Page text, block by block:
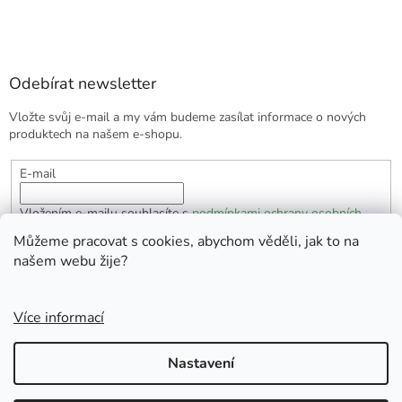
Můžeme pracovat s cookies, abychom věděli, jak to na
našem webu žije?
Více informací
Nastavení
Odebírat newsletter
Vložte svůj e-mail a my vám budeme zasílat informace o nových
produktech na našem e-shopu.
E-mail
Vložením e-mailu souhlasíte spodmínkami ochrany osobních
údajů
PŘIHLÁSIT SE